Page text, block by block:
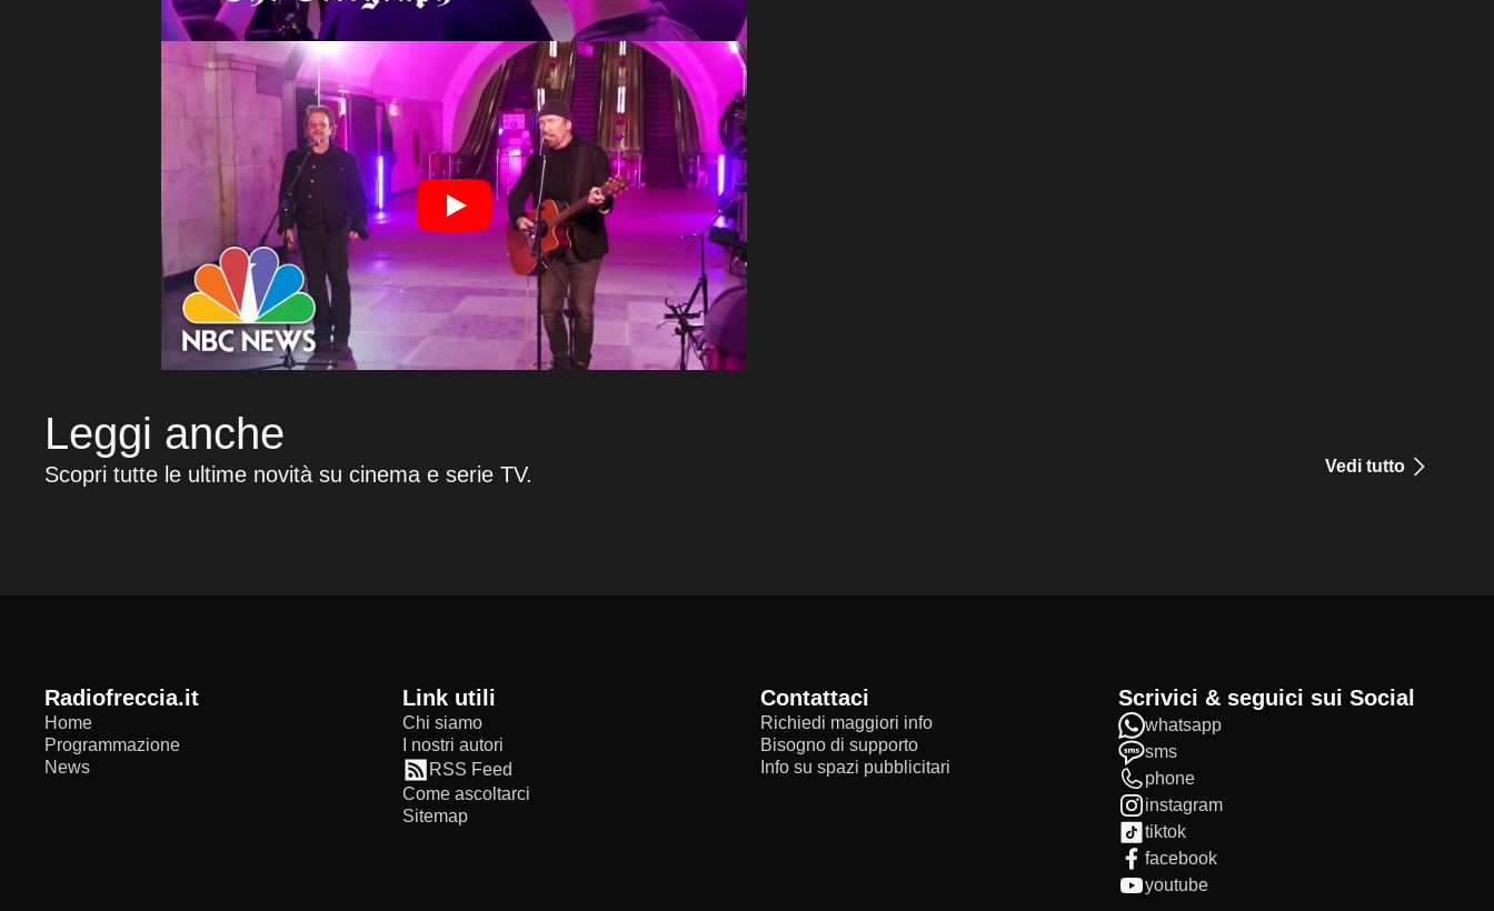
Leggi anche
Scopri tutte le ultime novità su cinema e serie TV. Vedi tutto
radiofreccia.it
Home
Programmazione
News
Link utili
Chi siamo
I nostri autori
RSS Feed
Come ascoltarci
Sitemap
Contattaci
Richiedi maggiori info
Bisogno di supporto
Info su spazi pubblicitari
Scrivici & seguici sui Social
whatsapp
sms
phone
instagram
tiktok
facebook
youtube